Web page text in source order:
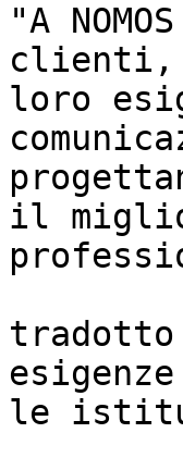
"A
clienti,
loro
il
le